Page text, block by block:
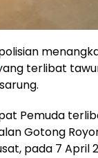
terlibat
Pemuda
Gotong
pada 7 April